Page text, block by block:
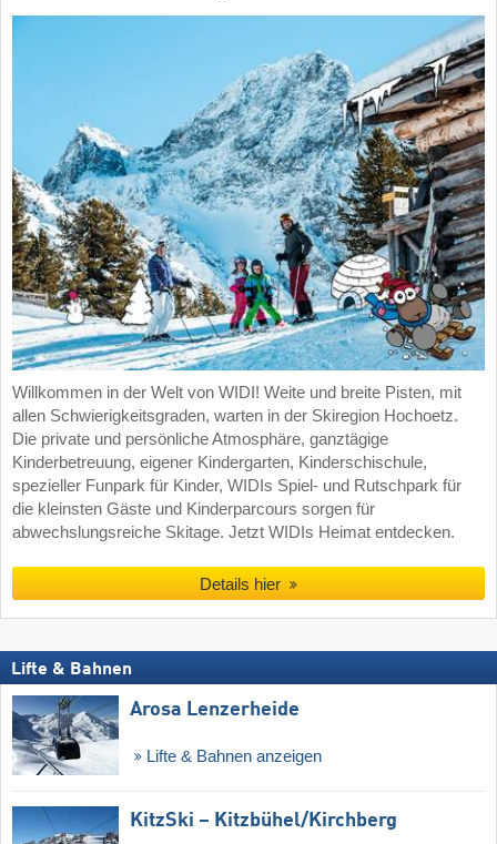
Willkommen in der Welt von WIDI! Weite und breite Pisten, mit
allen Schwierigkeitsgraden, warten in der Skiregion Hochoetz.
Die private und persönliche Atmosphäre, ganztägige
Kinderbetreuung, eigener Kindergarten, Kinderschischule,
spezieller Funpark für Kinder, WIDIs Spiel- und Rutschpark für
die kleinsten Gäste und Kinderparcours sorgen für
abwechslungsreiche Skitage. Jetzt WIDIs Heimat entdecken.
Details hier
Lifte & Bahnen
Arosa Lenzerheide
Lifte & Bahnen anzeigen
KitzSki – Kitzbühel/​Kirchberg